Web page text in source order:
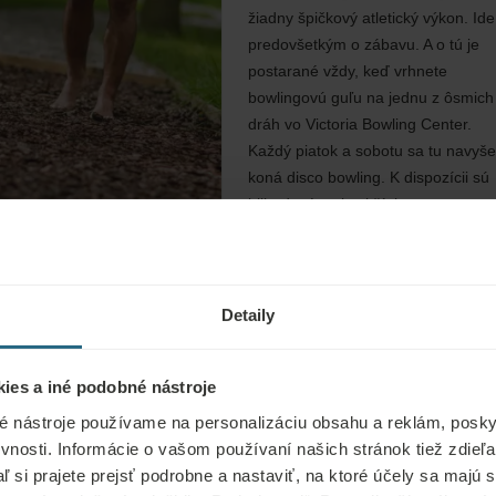
Detaily
a iné podobné nástroje
nástroje používame na personalizáciu obsahu a reklám,
Informácie o vašom používaní našich stránok tiež
si prajete prejsť podrobne a nastaviť, na ktoré účely sa majú
žiadny špičkový atletický výkon. Ide
predovšetkým o zábavu. A o tú je
postarané vždy, keď vrhnete
bowlingovú guľu na jednu z ôsmich
dráh vo Victoria Bowling Center.
Každý piatok a sobotu sa tu navyše
koná disco bowling. K dispozícii sú
biliardové stoly aj šípky.
Plavby loďou
Výletná loď na vás čaká pri